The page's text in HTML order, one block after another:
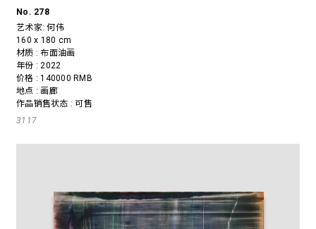
No. 278
艺术家:何伟
160 x 180 cm
材质 : 布面油画
年份 : 2022
价格 : 140000 RMB
地点 : 画廊
作品销售状态 : 可售
3117